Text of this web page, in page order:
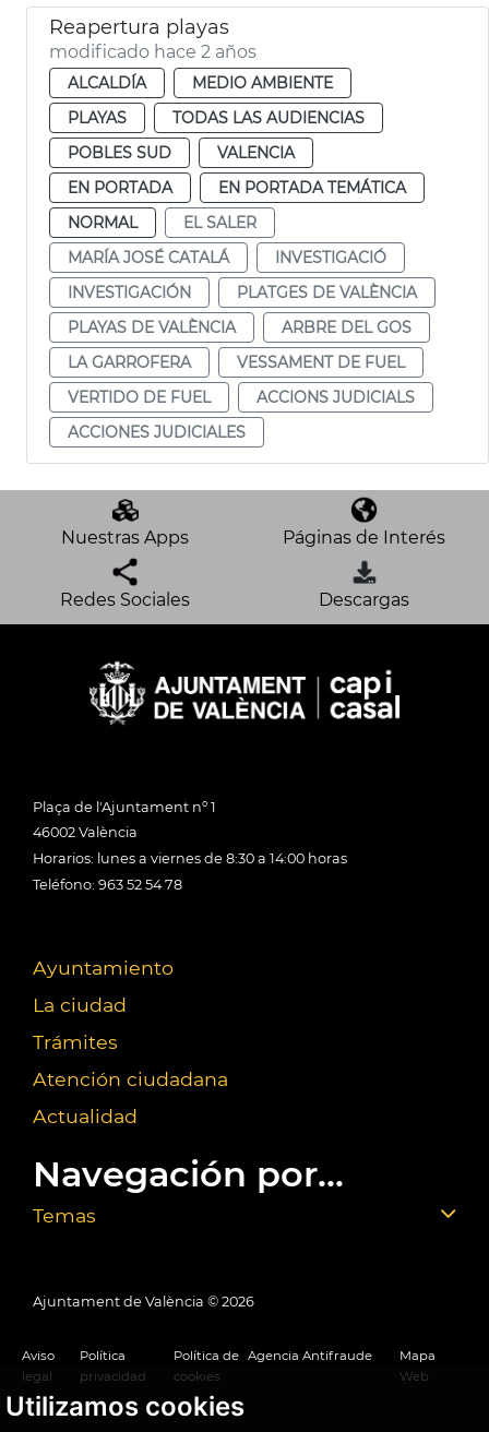
Utilizamos cookies
Reapertura playas
modificado hace 2 años
ALCALDÍA
MEDIO AMBIENTE
PLAYAS
TODAS LAS AUDIENCIAS
POBLES SUD
VALENCIA
EN PORTADA
EN PORTADA TEMÁTICA
NORMAL
EL SALER
MARÍA JOSÉ CATALÁ
INVESTIGACIÓ
INVESTIGACIÓN
PLATGES DE VALÈNCIA
PLAYAS DE VALÈNCIA
ARBRE DEL GOS
LA GARROFERA
VESSAMENT DE FUEL
VERTIDO DE FUEL
ACCIONS JUDICIALS
ACCIONES JUDICIALES
Nuestras Apps Páginas de Interés
Redes Sociales Descargas
Plaça de l'Ajuntament nº 1
46002 València
Horarios: lunes a viernes de 8:30 a 14:00 horas
Teléfono: 963 52 54 78
Ayuntamiento
La ciudad
Trámites
Atención ciudadana
Actualidad
Navegación por...
Temas
Ajuntament de València © 2026
Aviso
legal
Política
privacidad
Política de
cookies
Agencia Antifraude
Mapa
Web